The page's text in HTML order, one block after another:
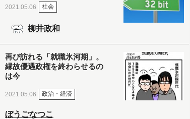
2021.05.06 社会
柳井政和
再び訪れる「就職氷河期」。
縁故優遇政権を終わらせるの
は今
2021.05.06 政治・経済
ぼうごなつこ